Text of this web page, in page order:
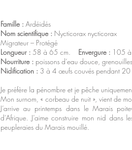
Famille : Ardéidés
Nom scientifique : Nycticorax nycticorax
Migrateur – Protégé
Longueur : 58 à 65 cm. Envergure : 105
Nourriture : poissons d’eau douce,
Nidification : 3 à 4 œufs couvés pendant 20
Je préfère la pénombre et je pêche
Mon surnom, « corbeau de nuit », vient de
J’arrive au printemps dans le Marais
d’Afrique. J’aime construire mon nid dans
peupleraies du Marais mouillé.